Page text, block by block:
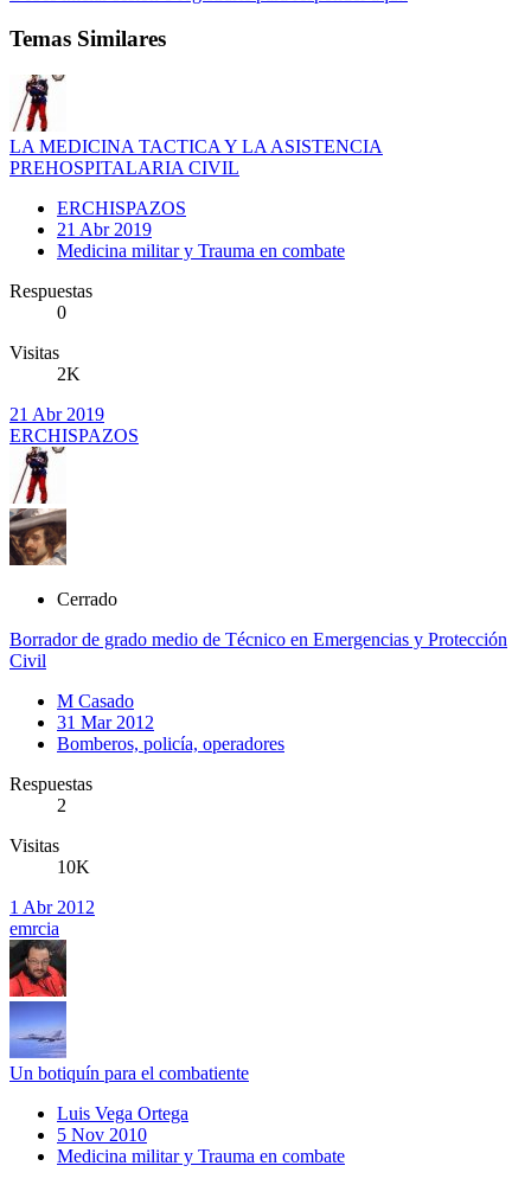
Temas Similares
LA MEDICINA TACTICA Y LA ASISTENCIA
PREHOSPITALARIA CIVIL
ERCHISPAZOS
21 Abr 2019
Medicina militar y Trauma en combate
Respuestas
0
Visitas
2K
21 Abr 2019
ERCHISPAZOS
Cerrado
Borrador de grado medio de Técnico en Emergencias y Protección
Civil
M Casado
31 Mar 2012
Bomberos, policía, operadores
Respuestas
2
Visitas
10K
1 Abr 2012
emrcia
Un botiquín para el combatiente
Luis Vega Ortega
5 Nov 2010
Medicina militar y Trauma en combate